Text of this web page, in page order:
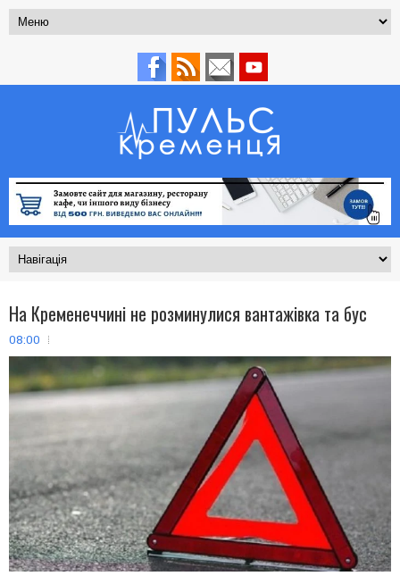
На Кременеччині не розминулися вантажівка та бус
08:00